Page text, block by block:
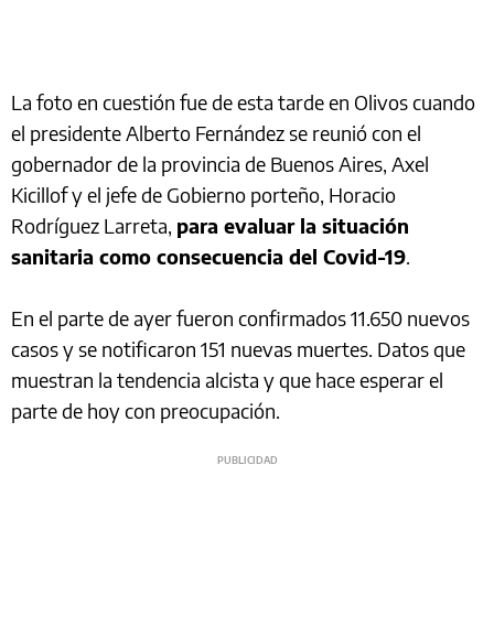
La foto en cuestión fue de esta tarde en Olivos cuando
el presidente Alberto Fernández se reunió con el
gobernador de la provincia de Buenos Aires, Axel
Kicillof y el jefe de Gobierno porteño, Horacio
Rodríguez Larreta, para evaluar la situación
sanitaria como consecuencia del Covid-19.
En el parte de ayer fueron confirmados 11.650 nuevos
casos y se notificaron 151 nuevas muertes. Datos que
muestran la tendencia alcista y que hace esperar el
parte de hoy con preocupación.